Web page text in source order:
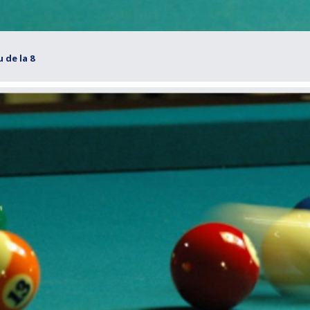
de la 8